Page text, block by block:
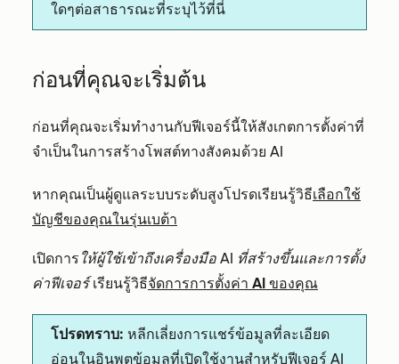
ใดๆต่อสาธารณะที่ระบุไว้ที่นี่
ก่อนที่คุณจะเริ่มต้น
ก่อนที่คุณจะเริ่มทำงานกับฟีเจอร์นี้ให้สังเกตการตั้งค่าที่
จำเป็นในการสร้างโพสต์ทางสังคมด้วย AI
หากคุณเป็นผู้ดูแลระบบระดับสูงโปรดเรียนรู้วิธีเลือกใช้
บัญชีของคุณในรุ่นเบต้า
เปิดการ ให้ผู้ใช้เข้าถึงเครื่องมือ AI ที่สร้างขึ้นและการตั้ง
ค่าฟีเจอร์เรียนรู้วิธีจัดการการตั้งค่า AI ของคุณ
โปรดทราบ: หลีกเลี่ยงการแชร์ข้อมูลที่ละเอียด
อ่อนในอินพุตข้อมูลที่เปิดใช้งานสำหรับฟีเจอร์ AI